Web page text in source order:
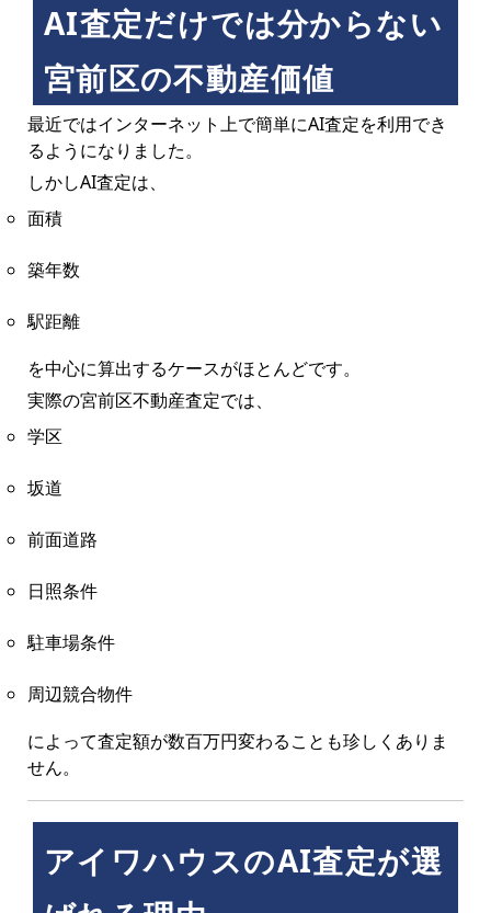
AI査定だけでは分からない
宮前区の不動産価値
最近ではインターネット上で簡単にAI査定を利用でき
るようになりました。
しかしAI査定は、
面積
築年数
駅距離
を中心に算出するケースがほとんどです。
実際の宮前区不動産査定では、
学区
坂道
前面道路
日照条件
駐車場条件
周辺競合物件
によって査定額が数百万円変わることも珍しくありま
せん。
アイワハウスのAI査定が選